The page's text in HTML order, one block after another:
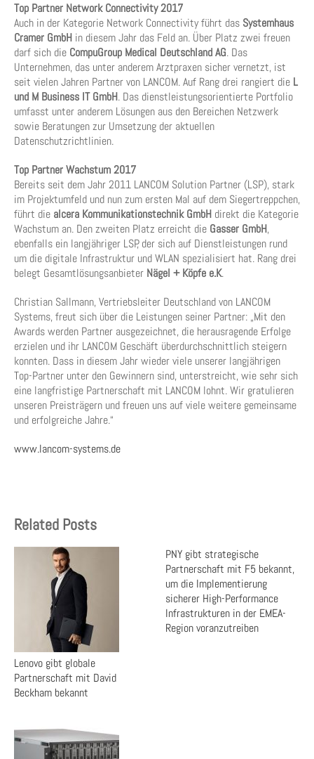
Top Partner Network Connectivity 2017
Auch in der Kategorie Network Connectivity führt das Systemhaus
Cramer GmbH in diesem Jahr das Feld an. Über Platz zwei freuen
darf sich die CompuGroup Medical Deutschland AG. Das
Unternehmen, das unter anderem Arztpraxen sicher vernetzt, ist
seit vielen Jahren Partner von LANCOM. Auf Rang drei rangiert die L
und M Business IT GmbH. Das dienstleistungsorientierte Portfolio
umfasst unter anderem Lösungen aus den Bereichen Netzwerk
sowie Beratungen zur Umsetzung der aktuellen
Datenschutzrichtlinien.
Top Partner Wachstum 2017
Bereits seit dem Jahr 2011 LANCOM Solution Partner (LSP), stark
im Projektumfeld und nun zum ersten Mal auf dem Siegertreppchen,
führt die alcera Kommunikationstechnik GmbH direkt die Kategorie
Wachstum an. Den zweiten Platz erreicht die Gasser GmbH,
ebenfalls ein langjähriger LSP, der sich auf Dienstleistungen rund
um die digitale Infrastruktur und WLAN spezialisiert hat. Rang drei
belegt Gesamtlösungsanbieter Nägel + Köpfe e.K.
Christian Sallmann, Vertriebsleiter Deutschland von LANCOM
Systems, freut sich über die Leistungen seiner Partner: „Mit den
Awards werden Partner ausgezeichnet, die herausragende Erfolge
erzielen und ihr LANCOM Geschäft überdurchschnittlich steigern
konnten. Dass in diesem Jahr wieder viele unserer langjährigen
Top-Partner unter den Gewinnern sind, unterstreicht, wie sehr sich
eine langfristige Partnerschaft mit LANCOM lohnt. Wir gratulieren
unseren Preisträgern und freuen uns auf viele weitere gemeinsame
und erfolgreiche Jahre.“
www.lancom-systems.de
Related Posts
Lenovo gibt globale
Partnerschaft mit David
Beckham bekannt
PNY gibt strategische
Partnerschaft mit F5 bekannt,
um die Implementierung
sicherer High-Performance
Infrastrukturen in der EMEA-
Region voranzutreiben